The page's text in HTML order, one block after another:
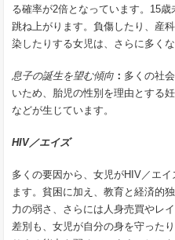
る確率が2倍となっています。15
跳ね上がります。負傷したり、産
染したりする女児は、さらに多くな
息子の誕生を望む傾向 ： 多くの社
いため、胎児の性別を理由とする
などが生じています。
HIV／エイズ
多くの要因から、女児がHIV／エ
ます。貧困に加え、教育と経済的
力の弱さ、さらには人身売買やレ
差別も、女児が自分の身を守った